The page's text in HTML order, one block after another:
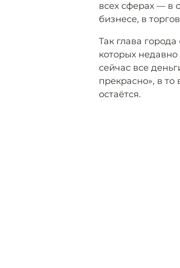
всех сферах — в
бизнесе, в
Так глава
которых недавно
сейчас все
прекрасно», в
остаётся.